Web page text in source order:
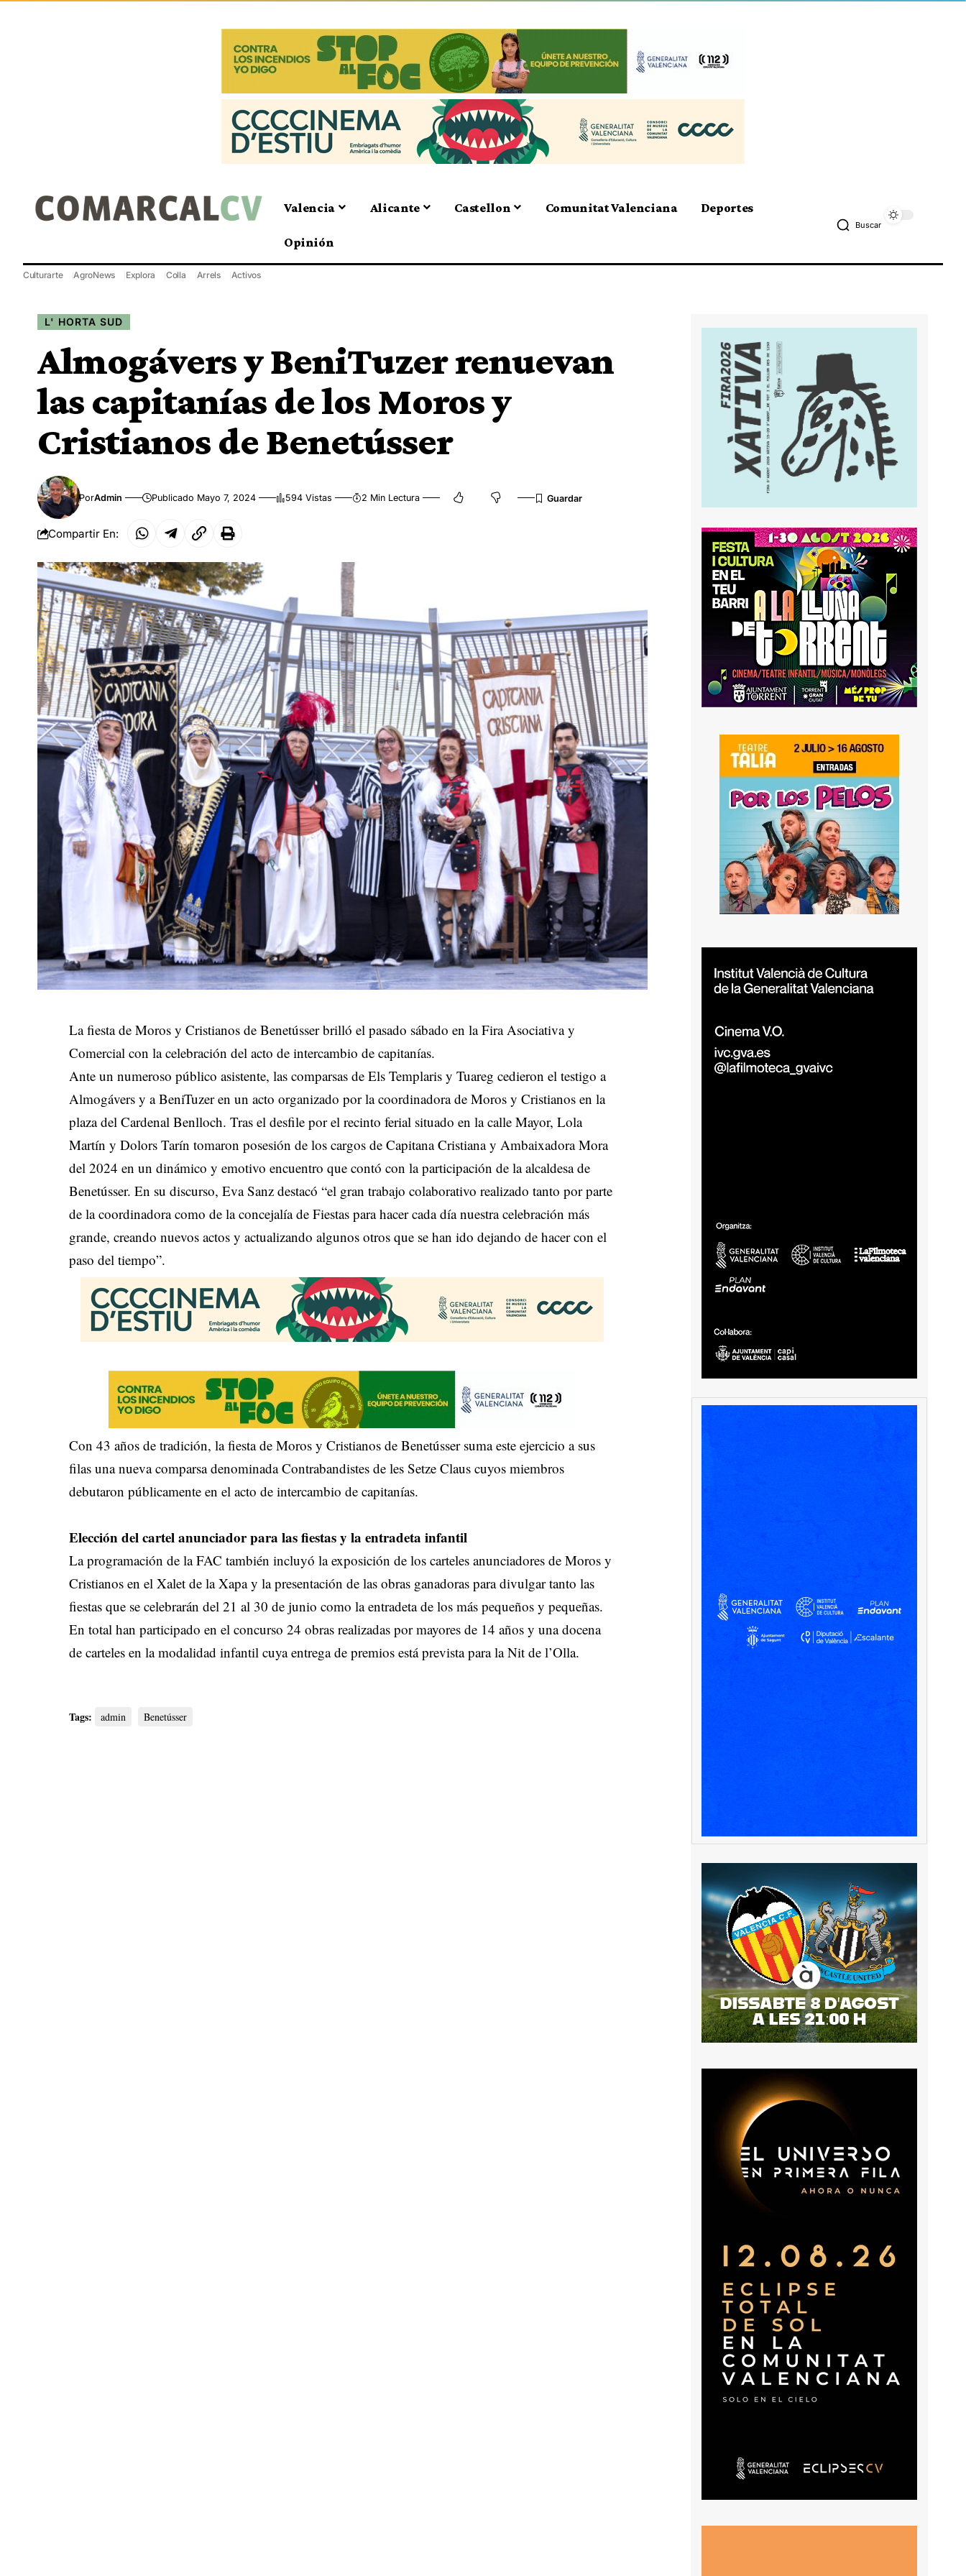
Valencia Alicante Castellon Comunitat Valenciana Deportes
Opinión
Buscar
Culturarte AgroNews Explora Colla Arrels Activos
L' HORTA SUD
Almogávers y BeniTuzer renuevan
las capitanías de los Moros y
Cristianos de Benetússer
PorAdmin Publicado Mayo 7, 2024 594 Vistas 2 Min Lectura
Compartir En:
La fiesta de Moros y Cristianos de Benetússer brilló el pasado sábado en la Fira Asociativa y
Comercial con la celebración del acto de intercambio de capitanías.
Ante un numeroso público asistente, las comparsas de Els Templaris y Tuareg cedieron el testigo a
Almogávers y a BeniTuzer en un acto organizado por la coordinadora de Moros y Cristianos en la
plaza del Cardenal Benlloch. Tras el desfile por el recinto ferial situado en la calle Mayor, Lola
Martín y Dolors Tarín tomaron posesión de los cargos de Capitana Cristiana y Ambaixadora Mora
del 2024 en un dinámico y emotivo encuentro que contó con la participación de la alcaldesa de
Benetússer. En su discurso, Eva Sanz destacó “el gran trabajo colaborativo realizado tanto por parte
de la coordinadora como de la concejalía de Fiestas para hacer cada día nuestra celebración más
grande, creando nuevos actos y actualizando algunos otros que se han ido dejando de hacer con el
paso del tiempo”.
Con 43 años de tradición, la fiesta de Moros y Cristianos de Benetússer suma este ejercicio a sus
filas una nueva comparsa denominada Contrabandistes de les Setze Claus cuyos miembros
debutaron públicamente en el acto de intercambio de capitanías.
Elección del cartel anunciador para las fiestas y la entradeta infantil
La programación de la FAC también incluyó la exposición de los carteles anunciadores de Moros y
Cristianos en el Xalet de la Xapa y la presentación de las obras ganadoras para divulgar tanto las
fiestas que se celebrarán del 21 al 30 de junio como la entradeta de los más pequeños y pequeñas.
En total han participado en el concurso 24 obras realizadas por mayores de 14 años y una docena
de carteles en la modalidad infantil cuya entrega de premios está prevista para la Nit de l’Olla.
Tags: admin Benetússer